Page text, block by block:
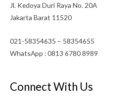
Jl. Kedoya Duri Raya No. 20A
Jakarta Barat 11520
021-58354635 – 58354655
WhatsApp : 0813 6780 8989
Connect With Us